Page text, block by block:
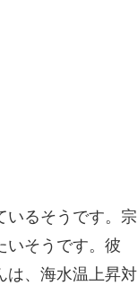
いるそうです。宗
いそうです。彼
は、海水温上昇対